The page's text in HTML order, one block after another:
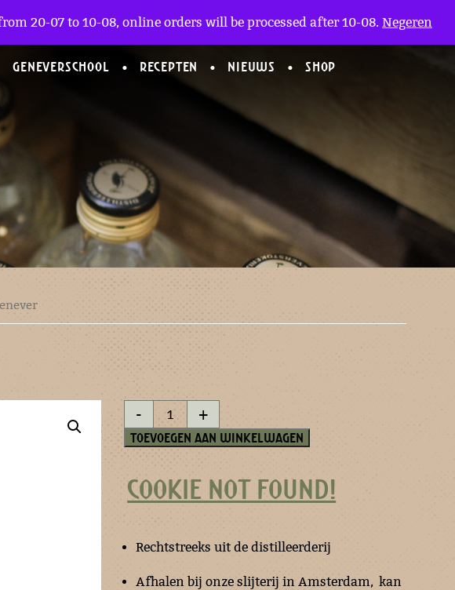
GENEVERSCHOOL RECEPTEN NIEUWS SHOP
-
Oude
Genever
aantal
+
Toevoegen aan winkelwagen
COOKIE NOT FOUND!
Rechtstreeks uit de distilleerderij
Afhalen bij onze slijterij in Amsterdam, kan
20-07 to 10-08, online orders will be processed after 10-08. Negeren